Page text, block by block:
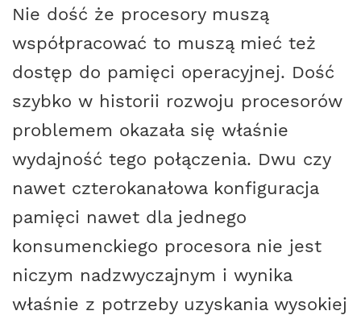
Nie dość że procesory muszą
współpracować to muszą mieć też
dostęp do pamięci operacyjnej. Dość
szybko w historii rozwoju procesorów
problemem okazała się właśnie
wydajność tego połączenia. Dwu czy
nawet czterokanałowa konfiguracja
pamięci nawet dla jednego
konsumenckiego procesora nie jest
niczym nadzwyczajnym i wynika
właśnie z potrzeby uzyskania wysokiej